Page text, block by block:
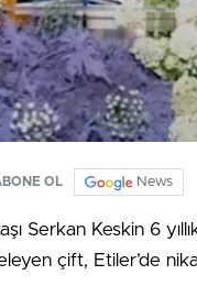
OL News
Serkan Keskin 6
çift, Etiler’de